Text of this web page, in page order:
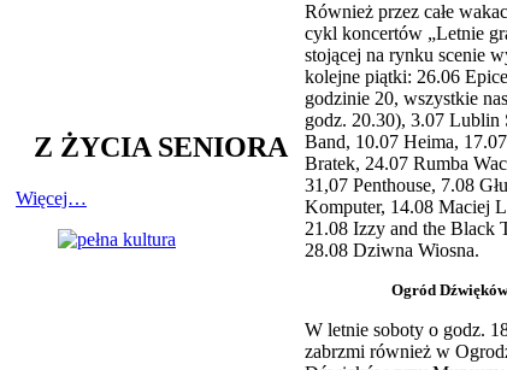
Z ŻYCIA SENIORA
Więcej…
Również przez całe
cykl koncertów „Letnie
stojącej na rynku scenie
kolejne piątki: 26.06
godzinie 20, wszystkie
godz. 20.30), 3.07 Lublin
Band, 10.07 Heima,
Bratek, 24.07 Rumba
31,07 Penthouse, 7.08
Komputer, 14.08 Maciej
21.08 Izzy and the Black
28.08 Dziwna Wiosna.
Ogród Dźwięków
W letnie soboty o godz.
zabrzmi również w